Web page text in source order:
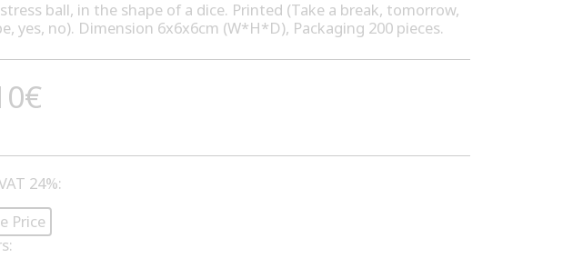
ball, in the shape of a dice. Printed (Take a break, tomorrow,
yes, no). Dimension 6x6x6cm (W*H*D), Packaging 200 pieces.
€
24%:
Price